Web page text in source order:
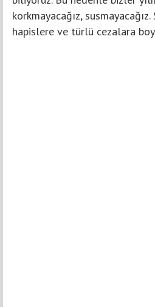
korkmayacağız, susmayacağız.
hapislere ve türlü cezalara